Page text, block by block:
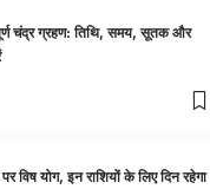
चंद्र ग्रहण: तिथि, समय, सूतक और
विष योग, इन राशियों के लिए दिन रहेगा